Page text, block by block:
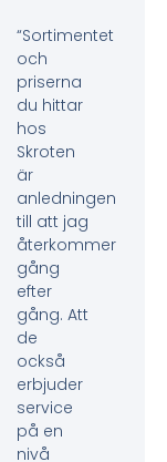
“Sortimentet
och
priserna
du hittar
hos
Skroten
är
anledningen
till att jag
återkommer
gång
efter
gång. Att
de
också
erbjuder
service
på en
nivå